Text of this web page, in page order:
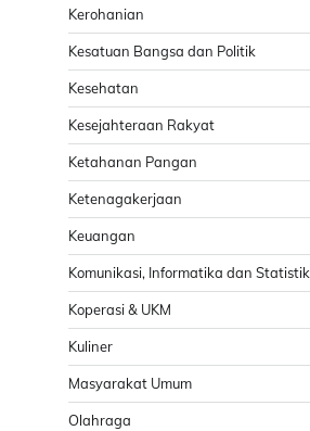
Kerohanian
Kesatuan Bangsa dan Politik
Kesehatan
Kesejahteraan Rakyat
Ketahanan Pangan
Ketenagakerjaan
Keuangan
Komunikasi, Informatika dan Statistik
Koperasi & UKM
Kuliner
Masyarakat Umum
Olahraga